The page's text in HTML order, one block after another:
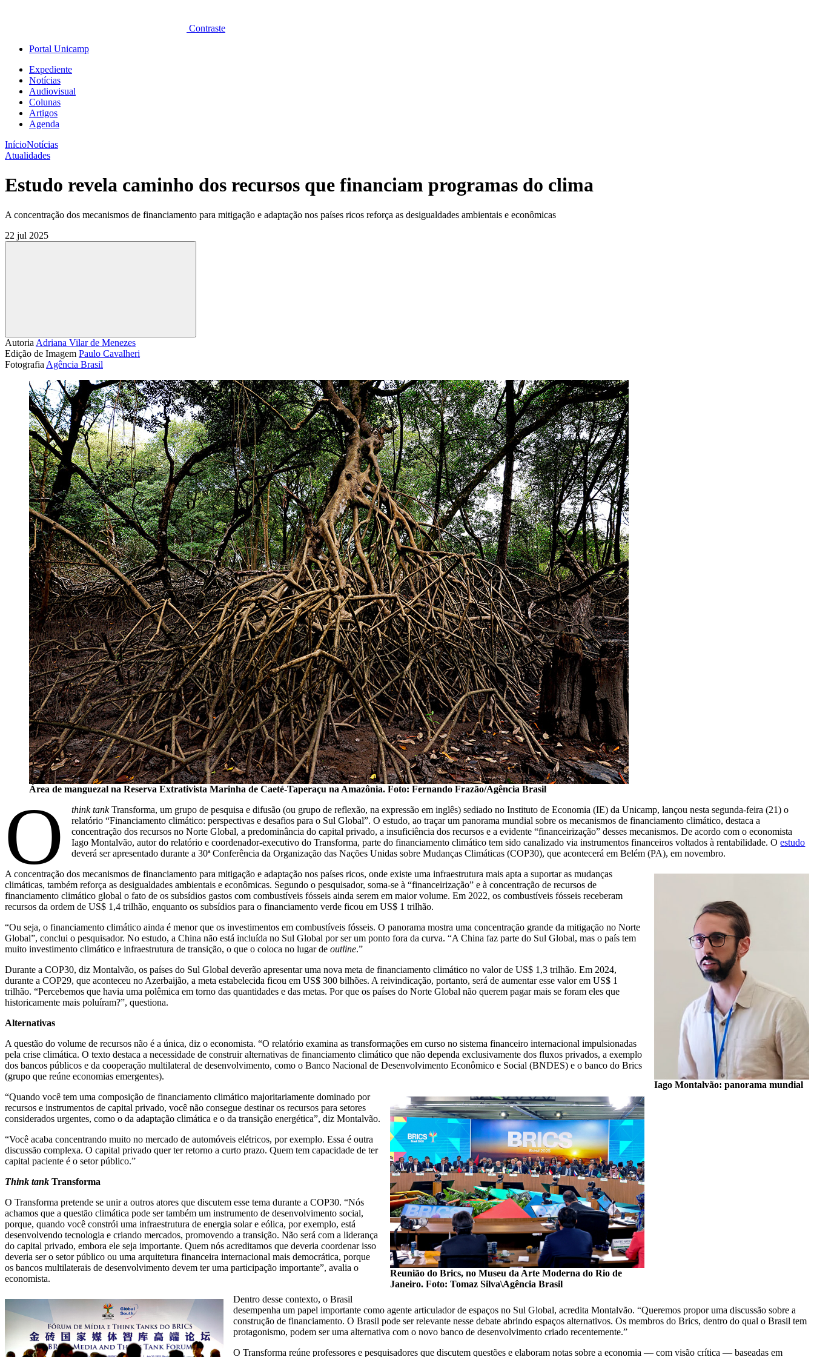
Contraste
Portal Unicamp
Expediente
Notícias
Audiovisual
Colunas
Artigos
Agenda
InícioNotícias
Atualidades
Estudo revela caminho dos recursos que financiam programas do clima
A concentração dos mecanismos de financiamento para mitigação e adaptação nos países ricos reforça as desigualdades ambientais e econômicas
22 jul 2025
Compartilhar
Autoria Adriana Vilar de Menezes
Edição de Imagem Paulo Cavalheri
Fotografia Agência Brasil
Área de manguezal na Reserva Extrativista Marinha de Caeté-Taperaçu na Amazônia. Foto: Fernando Frazão/Agência Brasil
O think tankTransforma, um grupo de pesquisa e difusão (ou grupo de reflexão, na expressão em inglês) sediado no Instituto de Economia (IE) da Unicamp, lançou nesta segunda-feira (21) o
relatório “Financiamento climático: perspectivas e desafios para o Sul Global”. O estudo, ao traçar um panorama mundial sobre os mecanismos de financiamento climático, destaca a
concentração dos recursos no Norte Global, a predominância do capital privado, a insuficiência dos recursos e a evidente “financeirização” desses mecanismos. De acordo com o economista
Iago Montalvão, autor do relatório e coordenador-executivo do Transforma, parte do financiamento climático tem sido canalizado via instrumentos financeiros voltados à rentabilidade. Oestudo
deverá ser apresentado durante a 30ª Conferência da Organização das Nações Unidas sobre Mudanças Climáticas (COP30), que acontecerá em Belém (PA), em novembro.
Iago Montalvão: panorama mundial
A concentração dos mecanismos de financiamento para mitigação e adaptação nos países ricos, onde existe uma infraestrutura mais apta a suportar as mudanças
climáticas, também reforça as desigualdades ambientais e econômicas. Segundo o pesquisador, soma-se à “financeirização” e à concentração de recursos de
financiamento climático global o fato de os subsídios gastos com combustíveis fósseis ainda serem em maior volume. Em 2022, os combustíveis fósseis receberam
recursos da ordem de US$ 1,4 trilhão, enquanto os subsídios para o financiamento verde ficou em US$ 1 trilhão.
“Ou seja, o financiamento climático ainda é menor que os investimentos em combustíveis fósseis. O panorama mostra uma concentração grande da mitigação no Norte
Global”, conclui o pesquisador. No estudo, a China não está incluída no Sul Global por ser um ponto fora da curva. “A China faz parte do Sul Global, mas o país tem
muito investimento climático e infraestrutura de transição, o que o coloca no lugar de outline.”
Durante a COP30, diz Montalvão, os países do Sul Global deverão apresentar uma nova meta de financiamento climático no valor de US$ 1,3 trilhão. Em 2024,
durante a COP29, que aconteceu no Azerbaijão, a meta estabelecida ficou em US$ 300 bilhões. A reivindicação, portanto, será de aumentar esse valor em US$ 1
trilhão. “Percebemos que havia uma polêmica em torno das quantidades e das metas. Por que os países do Norte Global não querem pagar mais se foram eles que
historicamente mais poluíram?”, questiona.
Alternativas
A questão do volume de recursos não é a única, diz o economista. “O relatório examina as transformações em curso no sistema financeiro internacional impulsionadas
pela crise climática. O texto destaca a necessidade de construir alternativas de financiamento climático que não dependa exclusivamente dos fluxos privados, a exemplo
dos bancos públicos e da cooperação multilateral de desenvolvimento, como o Banco Nacional de Desenvolvimento Econômico e Social (BNDES) e o banco do Brics
(grupo que reúne economias emergentes).
Reunião do Brics, no Museu da Arte Moderna do Rio de
Janeiro. Foto: Tomaz Silva\Agência Brasil
“Quando você tem uma composição de financiamento climático majoritariamente dominado por
recursos e instrumentos de capital privado, você não consegue destinar os recursos para setores
considerados urgentes, como o da adaptação climática e o da transição energética”, diz Montalvão.
“Você acaba concentrando muito no mercado de automóveis elétricos, por exemplo. Essa é outra
discussão complexa. O capital privado quer ter retorno a curto prazo. Quem tem capacidade de ter
capital paciente é o setor público.”
Think tank Transforma
O Transforma pretende se unir a outros atores que discutem esse tema durante a COP30. “Nós
achamos que a questão climática pode ser também um instrumento de desenvolvimento social,
porque, quando você constrói uma infraestrutura de energia solar e eólica, por exemplo, está
desenvolvendo tecnologia e criando mercados, promovendo a transição. Não será com a liderança
do capital privado, embora ele seja importante. Quem nós acreditamos que deveria coordenar isso
deveria ser o setor público ou uma arquitetura financeira internacional mais democrática, porque
os bancos multilaterais de desenvolvimento devem ter uma participação importante”, avalia o
economista.
Dentro desse contexto, o Brasil
desempenha um papel importante como agente articulador de espaços no Sul Global, acredita Montalvão. “Queremos propor uma discussão sobre a
construção de financiamento. O Brasil pode ser relevante nesse debate abrindo espaços alternativos. Os membros do Brics, dentro do qual o Brasil tem
protagonismo, podem ser uma alternativa com o novo banco de desenvolvimento criado recentemente.”
O Transforma reúne professores e pesquisadores que discutem questões e elaboram notas sobre a economia — com visão crítica — baseadas em